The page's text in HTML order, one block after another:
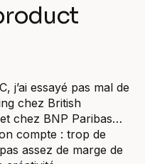
j’ai essayé pas mal de
chez British
chez BNP Paribas…
compte : trop de
assez de marge de